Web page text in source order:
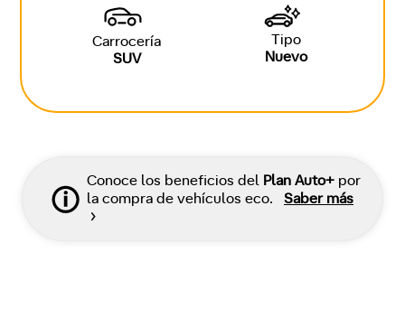
Carrocería
SUV
Tipo
Nuevo
Conoce los beneficios del Plan Auto+ por
la compra de vehículos eco.
Saber más